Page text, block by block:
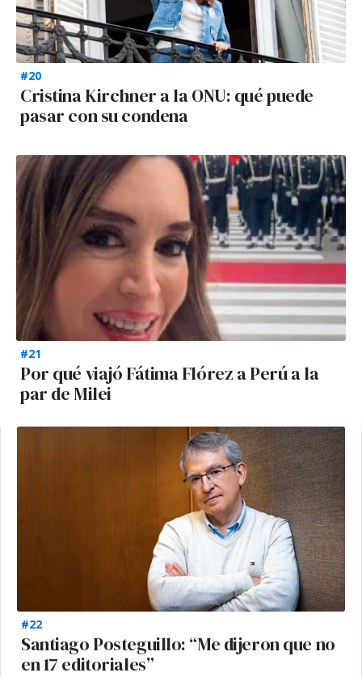
#20
Cristina Kirchner a la ONU: qué puede
pasar con su condena
#21
Por qué viajó Fátima Flórez a Perú a la
par de Milei
#22
Santiago Posteguillo: “Me dijeron que no
en 17 editoriales”